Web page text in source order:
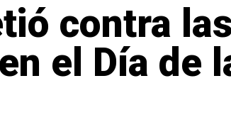
contra
el Día de